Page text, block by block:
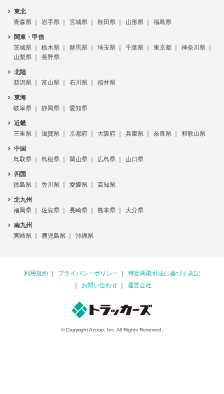
東北
青森県
岩手県 宮城県 秋田県 山形県 福島県
関東・甲信
茨城県
栃木県 群馬県 埼玉県 千葉県 東京都
神奈川県
山梨県
長野県
北陸
新潟県
富山県 石川県 福井県
東海
岐阜県
静岡県 愛知県
近畿
三重県
滋賀県 京都府 大阪府 兵庫県 奈良県 和歌山県
中国
鳥取県
島根県 岡山県 広島県 山口県
四国
徳島県
香川県 愛媛県 高知県
北九州
福岡県
佐賀県 長崎県 熊本県 大分県
南九州
宮崎県
鹿児島県 沖縄県
利用規約 プライバシーポリシー
特定商取引法に基づく表記
お問い合わせ
運営会社
© Copyright Azoop, Inc. All Rights Reserved.